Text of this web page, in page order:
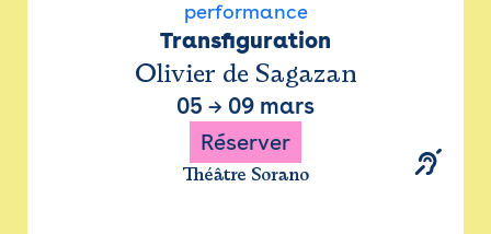
performance
Transfiguration
Olivier de Sagazan
05 → 09 mars
Réserver
Théâtre Sorano